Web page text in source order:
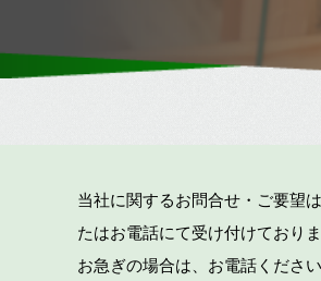
当社に関するお問合せ・ご要望
たはお電話にて受け付けておりま
お急ぎの場合は、お電話ください